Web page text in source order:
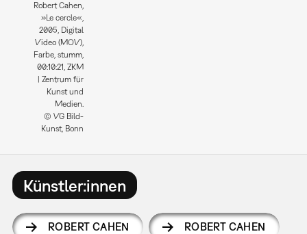
Robert Cahen,
»Le cercle«,
2005, Digital
Video (MOV),
Farbe, stumm,
00:10:21, ZKM
| Zentrum für
Kunst und
Medien.
© VG Bild-
Kunst, Bonn
Künstler:innen
ROBERT CAHEN ROBERT CAHEN